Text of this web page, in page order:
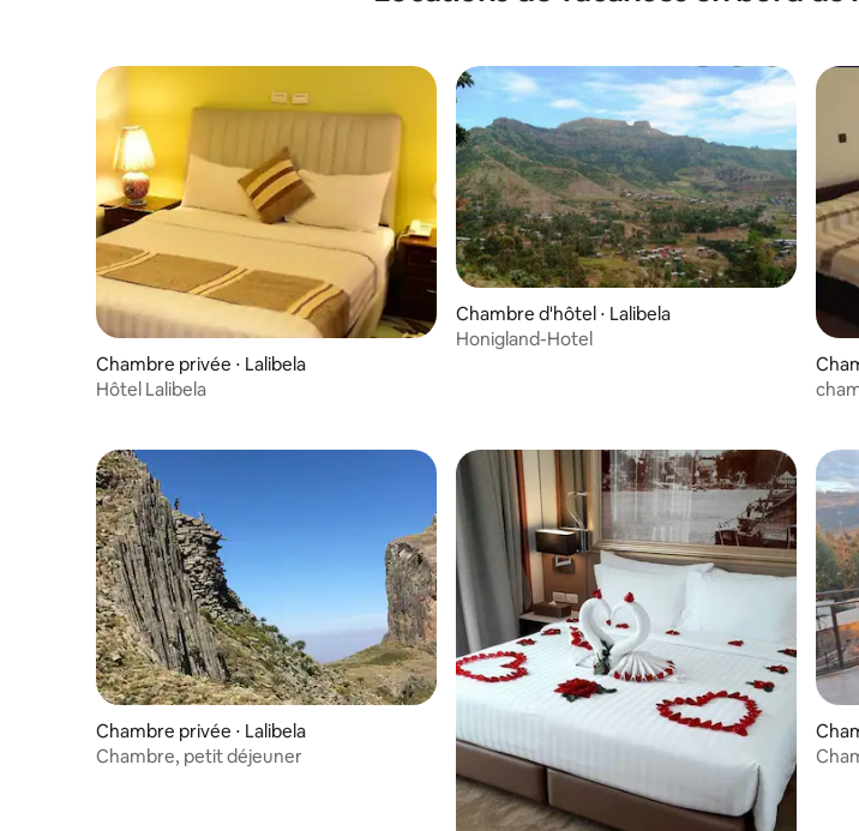
Chambre privée ⋅ Lalibela
Hôtel Lalibela
Chambre d'hôtel ⋅ Lalibela
Honigland-Hotel
Chambre privée ⋅ Lalibela
Chambre, petit déjeuner